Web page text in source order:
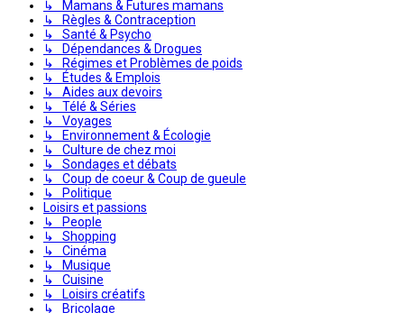
↳ Mamans & Futures mamans
↳ Règles & Contraception
↳ Santé & Psycho
↳ Dépendances & Drogues
↳ Régimes et Problèmes de poids
↳ Études & Emplois
↳ Aides aux devoirs
↳ Télé & Séries
↳ Voyages
↳ Environnement & Écologie
↳ Culture de chez moi
↳ Sondages et débats
↳ Coup de coeur & Coup de gueule
↳ Politique
Loisirs et passions
↳ People
↳ Shopping
↳ Cinéma
↳ Musique
↳ Cuisine
↳ Loisirs créatifs
↳ Bricolage